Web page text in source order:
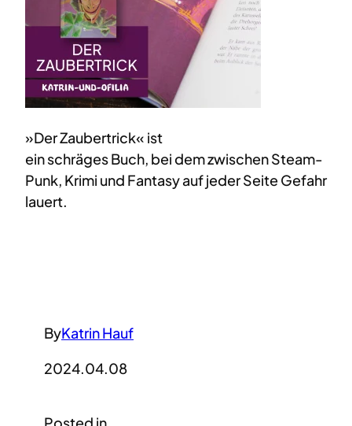
»Der Zaubertrick« ist
ein schräges Buch, bei dem zwischen Steam-
Punk, Krimi und Fantasy auf jeder Seite Gefahr
lauert.
ByKatrin Hauf
2024.04.08
Posted in